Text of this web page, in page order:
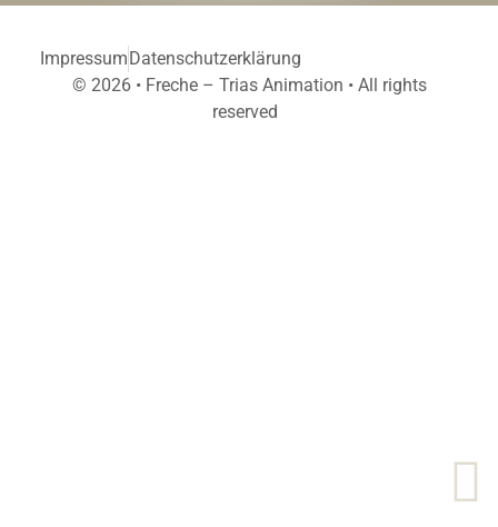
© 2026 • Freche – Trias Animation • All rights
reserved
ImpressumDatenschutzerklärung